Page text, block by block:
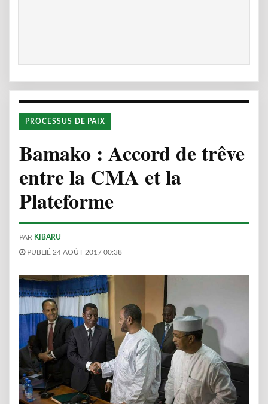
PROCESSUS DE PAIX
Bamako : Accord de trêve
entre la CMA et la
Plateforme
PAR KIBARU
PUBLIÉ 24 AOÛT 2017 00:38